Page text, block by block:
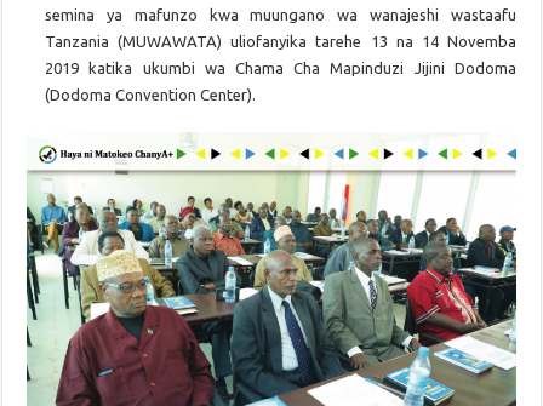
semina ya mafunzo kwa muungano wa wanajeshi wastaafu
Tanzania (MUWAWATA) uliofanyika tarehe 13 na 14 Novemba
2019 katika ukumbi wa Chama Cha Mapinduzi Jijini Dodoma
(Dodoma Convention Center).